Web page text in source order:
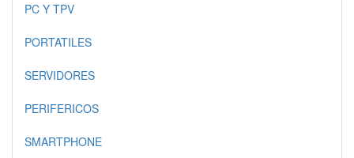
PC Y TPV
PORTATILES
SERVIDORES
PERIFERICOS
SMARTPHONE